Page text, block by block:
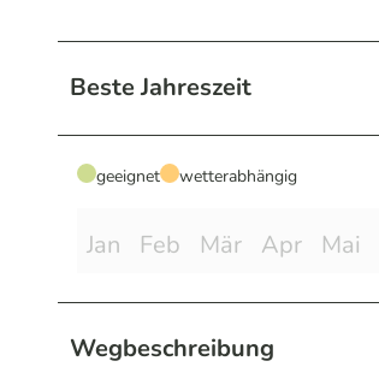
Beste Jahreszeit
geeignet wetterabhängig
Jan Feb Mär Apr Mai
Wegbeschreibung